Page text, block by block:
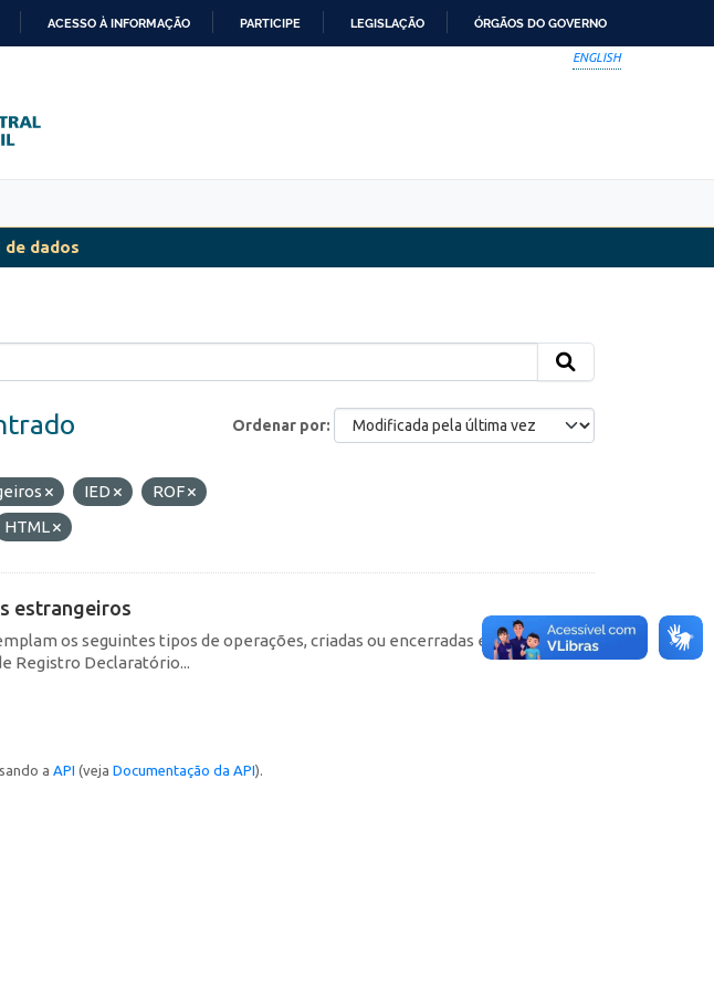
ACESSO À INFORMAÇÃO PARTICIPE LEGISLAÇÃO ÓRGÃOS DO GOVERNO
ENGLISH
dados
Ordenar por
IED
ROF
HTML
estrangeiros
os seguintes tipos de operações, criadas ou encerradas em cada
Registro Declaratório...
a API (veja Documentação da API).